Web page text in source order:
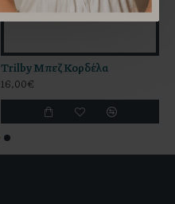
Trilby Μπεζ Κορδέλα
16,00€